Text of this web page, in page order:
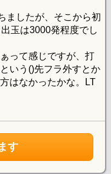
ましたが、そこから初
玉は3000発程度でし
って感じですが、打
いう()先フラ外すとか
はなかったかな。LT
す